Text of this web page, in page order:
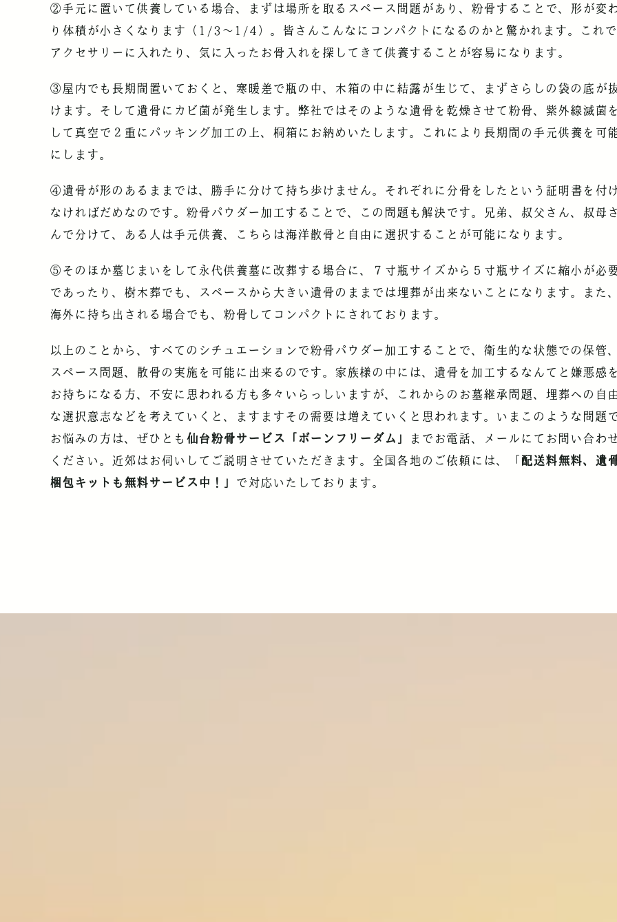
②手元に置いて供養している場合、まずは場所を取るスペース問題があり、粉骨することで、形が変
り体積が小さくなります（1/3～1/4）。皆さんこんなにコンパクトになるのかと驚かれます。これで
アクセサリーに入れたり、気に入ったお骨入れを探してきて供養することが容易になります。
③屋内でも長期間置いておくと、寒暖差で瓶の中、木箱の中に結露が生じて、まずさらしの袋の底が
けます。そして遺骨にカビ菌が発生します。弊社ではそのような遺骨を乾燥させて粉骨、紫外線滅菌
して真空で２重にパッキング加工の上、桐箱にお納めいたします。これにより長期間の手元供養を可
にします。
④遺骨が形のあるままでは、勝手に分けて持ち歩けません。それぞれに分骨をしたという証明書を付
なければだめなのです。粉骨パウダー加工することで、この問題も解決です。兄弟、叔父さん、叔母
んで分けて、ある人は手元供養、こちらは海洋散骨と自由に選択することが可能になります。
⑤そのほか墓じまいをして永代供養墓に改葬する場合に、７寸瓶サイズから５寸瓶サイズに縮小が必
であったり、樹木葬でも、スペースから大きい遺骨のままでは埋葬が出来ないことになります。また
海外に持ち出される場合でも、粉骨してコンパクトにされております。
以上のことから、すべてのシチュエーションで粉骨パウダー加工することで、衛生的な状態での保管
スペース問題、散骨の実施を可能に出来るのです。家族様の中には、遺骨を加工するなんてと嫌悪感
お持ちになる方、不安に思われる方も多々いらっしいますが、これからのお墓継承問題、埋葬への自
な選択意志などを考えていくと、ますますその需要は増えていくと思われます。いまこのような問題
お悩みの方は、ぜひとも 仙台粉骨サービス「ボーンフリーダム」
までお電話、メールにてお問い合わ
ください。近郊はお伺いしてご説明させていただきます。全国各地のご依頼には、「 配送料無料、遺
梱包キットも無料サービス中！」
で対応いたしております。